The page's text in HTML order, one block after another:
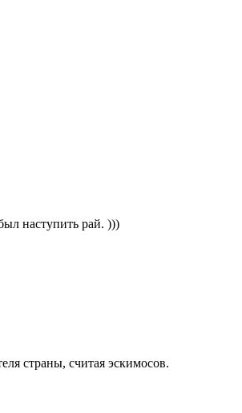
наступить рай. )))
страны, считая эскимосов.